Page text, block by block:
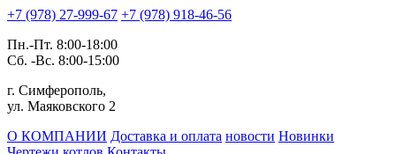
+7 (978) 27-999-67 +7 (978) 918-46-56
Пн.-Пт. 8:00-18:00
Сб. -Вс. 8:00-15:00
г. Симферополь,
ул. Маяковского 2
О КОМПАНИИ Доставка и оплата новости Новинки